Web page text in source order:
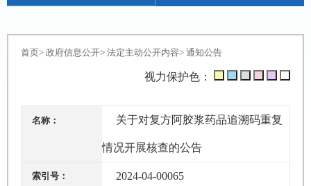
首页> 政府信息公开> 法定主动公开内容> 通知公告
视力保护色：
名称： 关于对复方阿胶浆药品追溯码重复
情况开展核查的公告
索引号： 2024-04-00065